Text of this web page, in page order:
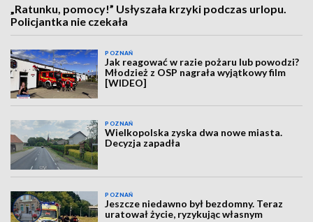
„Ratunku, pomocy!” Usłyszała krzyki podczas urlopu.
Policjantka nie czekała
POZNAŃ
Jak reagować w razie pożaru lub powodzi?
Młodzież z OSP nagrała wyjątkowy film
[WIDEO]
POZNAŃ
Wielkopolska zyska dwa nowe miasta.
Decyzja zapadła
POZNAŃ
Jeszcze niedawno był bezdomny. Teraz
uratował życie, ryzykując własnym